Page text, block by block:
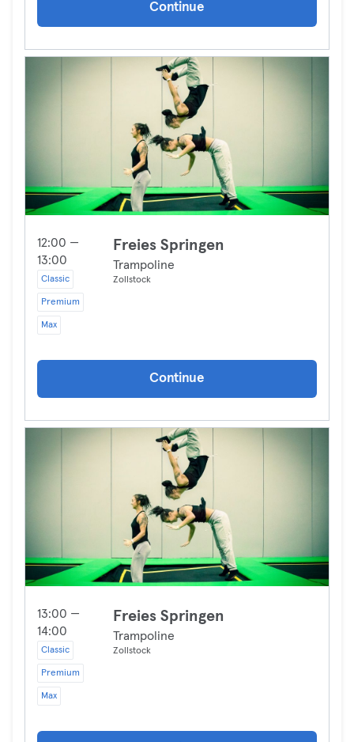
Continue
12:00 —
13:00
Classic
Premium
Max
Freies Springen
Trampoline
Zollstock
Continue
13:00 —
14:00
Classic
Premium
Max
Freies Springen
Trampoline
Zollstock